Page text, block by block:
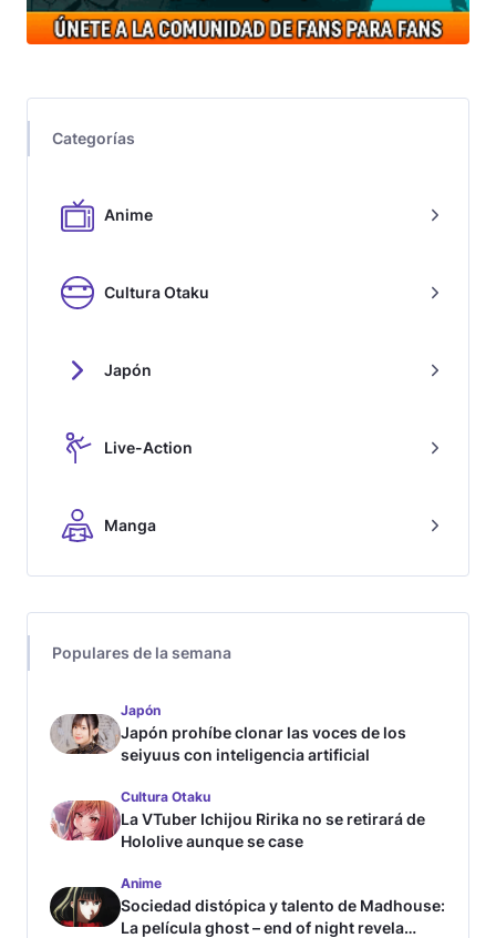
Categorías
Anime
Cultura Otaku
Japón
Live-Action
Manga
Populares de la semana
Japón
Japón prohíbe clonar las voces de los
seiyuus con inteligencia artificial
Cultura Otaku
La VTuber Ichijou Ririka no se retirará de
Hololive aunque se case
Anime
Sociedad distópica y talento de Madhouse:
La película ghost – end of night revela